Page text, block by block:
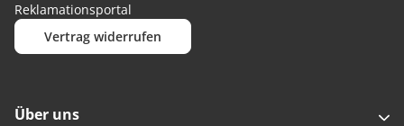
Reklamationsportal
Vertrag widerrufen
Über uns